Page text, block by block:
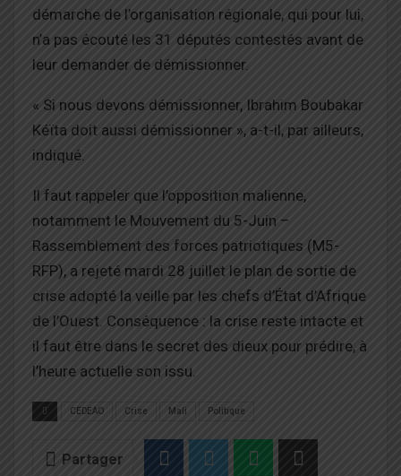
démarche de l’organisation régionale, qui pour lui,
n’a pas écouté les 31 députés contestés avant de
leur demander de démissionner.
« Si nous devons démissionner, Ibrahim Boubakar
Kéïta doit aussi démissionner », a-t-il, par ailleurs,
indiqué.
Il faut rappeler que l’opposition malienne,
notamment le Mouvement du 5-Juin –
Rassemblement des forces patriotiques (M5-
RFP), a rejeté mardi 28 juillet le plan de sortie de
crise adopté la veille par les chefs d’État d’Afrique
de l’Ouest. Conséquence : la crise reste intacte et
il faut être dans le secret des dieux pour prédire, à
l’heure actuelle son issu.
CEDEAO Crise Mali Politique
Partager